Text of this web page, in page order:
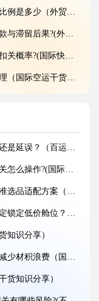
少（外贸人请注意）
果?(外贸人请注意)
际快递干货知识分享)
空运干货知识分享）
运干货知识分享)
空运干货知识分享）
运干货知识分享）
的亚马逊卖家看过来)
的亚马逊卖家看过来)
空运干货知识分享）
运干货知识分享）
空运干货知识分享)
空运干货知识分享）
何辨别是丢件还是延误）
际海运干货知识分享)
际海运干货知识分享）
际海运干货知识分享）
知识分享）
际海运干货知识分享）
货知识分享）